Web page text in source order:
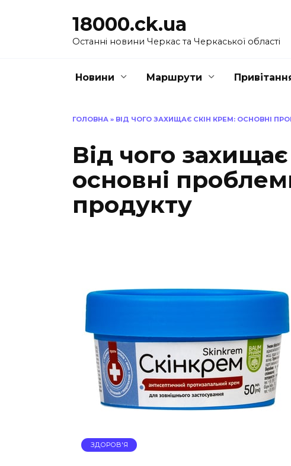
18000.ck.ua
Останні новини Черкас та Черкаської області
Новини Маршрути
ГОЛОВНА » ВІД ЧОГО ЗАХИЩАЄ СКІН КРЕМ: ОСНОВНІ
Від чого
основні
продукту
ЗДОРОВ'Я